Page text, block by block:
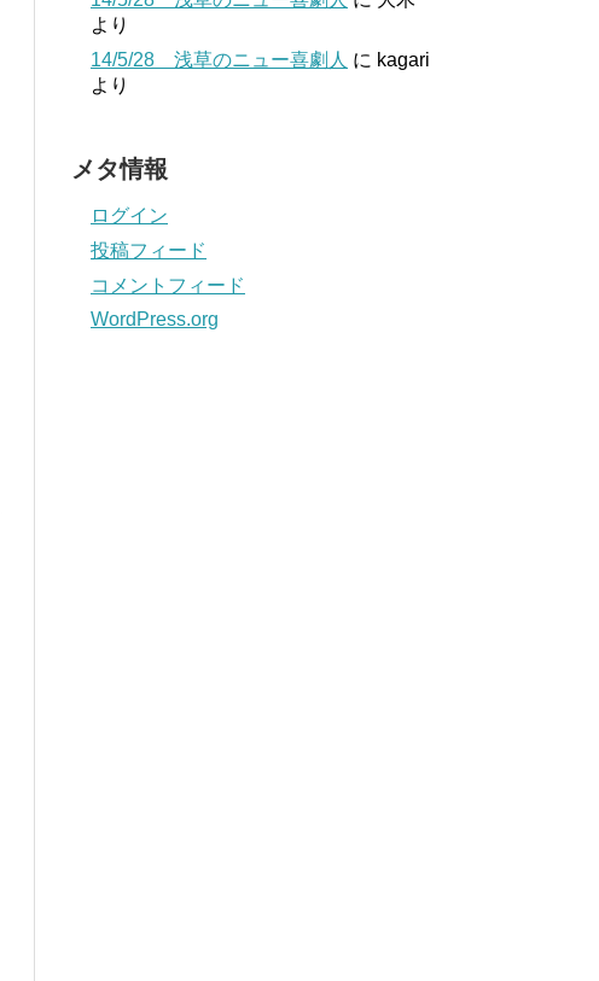
より
14/5/28 浅草のニュー喜劇人 に kagari
より
メタ情報
ログイン
投稿フィード
コメントフィード
WordPress.org